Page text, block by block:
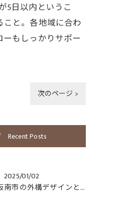
5日以内というこ
と。各地域に合わ
もしっかりサポー
次のページ >
Recent Posts
2025/01/02
阪南市の外構デザインとフェンス選びのポイント